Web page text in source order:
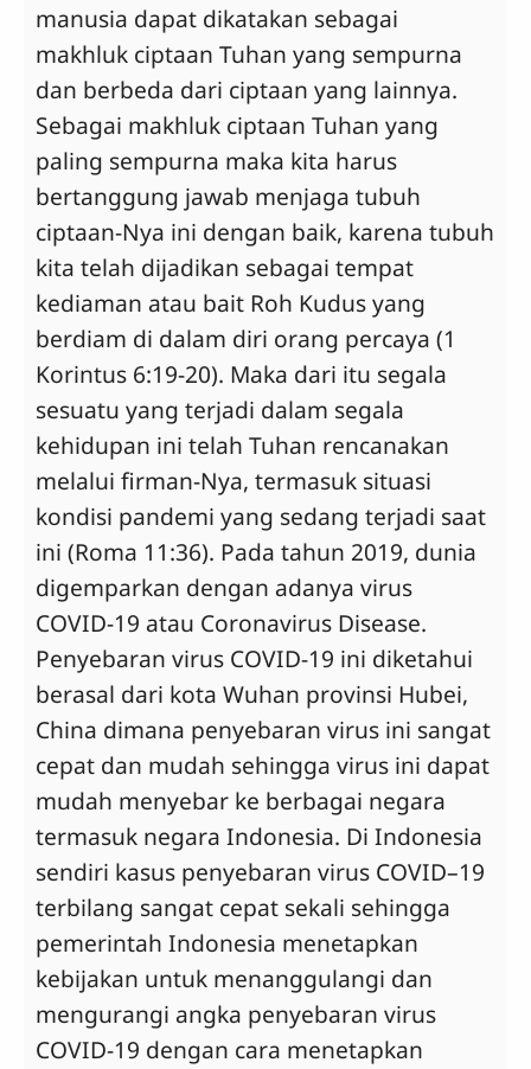
manusia dapat dikatakan sebagai
makhluk ciptaan Tuhan yang sempurna
dan berbeda dari ciptaan yang lainnya.
Sebagai makhluk ciptaan Tuhan yang
paling sempurna maka kita harus
bertanggung jawab menjaga tubuh
ciptaan-Nya ini dengan baik, karena tubuh
kita telah dijadikan sebagai tempat
kediaman atau bait Roh Kudus yang
berdiam di dalam diri orang percaya (1
Korintus 6:19-20). Maka dari itu segala
sesuatu yang terjadi dalam segala
kehidupan ini telah Tuhan rencanakan
melalui firman-Nya, termasuk situasi
kondisi pandemi yang sedang terjadi saat
ini (Roma 11:36). Pada tahun 2019, dunia
digemparkan dengan adanya virus
COVID-19 atau Coronavirus Disease.
Penyebaran virus COVID-19 ini diketahui
berasal dari kota Wuhan provinsi Hubei,
China dimana penyebaran virus ini sangat
cepat dan mudah sehingga virus ini dapat
mudah menyebar ke berbagai negara
termasuk negara Indonesia. Di Indonesia
sendiri kasus penyebaran virus COVID–19
terbilang sangat cepat sekali sehingga
pemerintah Indonesia menetapkan
kebijakan untuk menanggulangi dan
mengurangi angka penyebaran virus
COVID-19 dengan cara menetapkan